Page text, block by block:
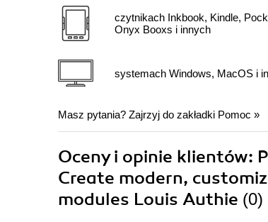
czytnikach Inkbook, Kindle,
Onyx Booxs i innych
systemach Windows, MacOS i
Masz pytania? Zajrzyj do zakładki Pomoc »
Oceny i opinie klientów:
Create modern,
modules Louis Authie (0)